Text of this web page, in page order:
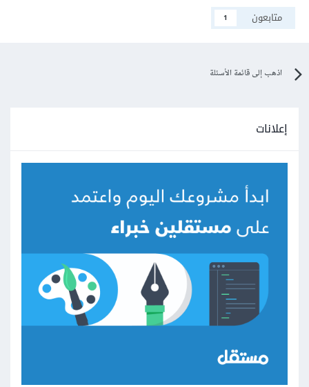
متابعون
1
اذهب إلى قائمة الأسئلة
إعلانات